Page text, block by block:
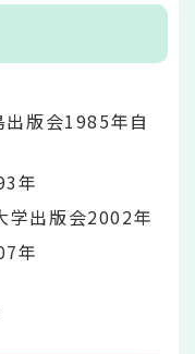
版会1985年自
年
学出版会2002年
年